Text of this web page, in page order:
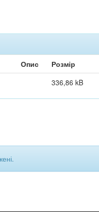
Опис Розмір
336,86 kB